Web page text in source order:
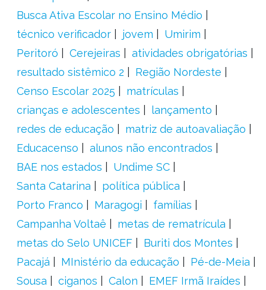
Busca Ativa Escolar no Ensino Médio
técnico verificador
jovem
Umirim
Peritoró
Cerejeiras
atividades obrigatórias
resultado sistêmico 2
Região Nordeste
Censo Escolar 2025
matrículas
crianças e adolescentes
lançamento
redes de educação
matriz de autoavaliação
Educacenso
alunos não encontrados
BAE nos estados
Undime SC
Santa Catarina
política pública
Porto Franco
Maragogi
famílias
Campanha Voltaê
metas de rematrícula
metas do Selo UNICEF
Buriti dos Montes
Pacajá
MInistério da educação
Pé-de-Meia
Sousa
ciganos Calon
EMEF Irmã Iraídes